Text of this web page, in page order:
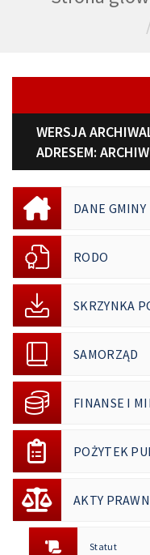
WERSJA
ADRESEM:
DANE GMINY
RODO
SKRZYNKA
SAMORZĄD
FINANSE I
POŻYTEK
AKTY
Statut